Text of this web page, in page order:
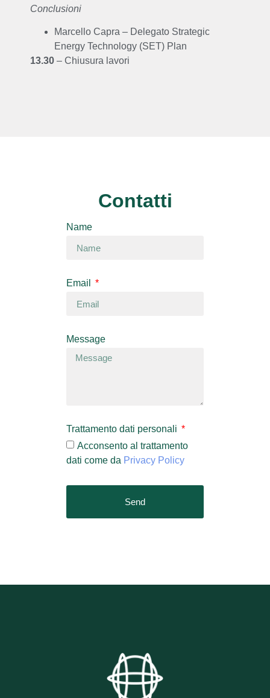
Conclusioni
Marcello Capra – Delegato Strategic
Energy Technology (SET) Plan
13.30 – Chiusura lavori
Contatti
Name
Email
Message
Trattamento dati personali
Acconsento al trattamento
dati come da Privacy Policy
Send